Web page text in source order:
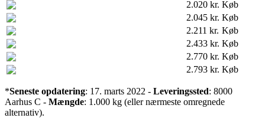
2.020 kr. Køb
2.045 kr. Køb
2.211 kr. Køb
2.433 kr. Køb
2.770 kr. Køb
2.793 kr. Køb
*Seneste opdatering: 17. marts 2022 - Leveringssted: 8000
Aarhus C - Mængde: 1.000 kg (eller nærmeste omregnede
alternativ).